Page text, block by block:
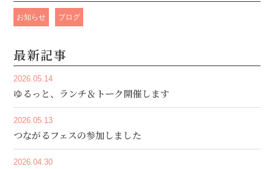
お知らせ ブログ
最新記事
2026.05.14
ゆるっと、ランチ＆トーク開催します
2026.05.13
つながるフェスの参加しました
2026.04.30